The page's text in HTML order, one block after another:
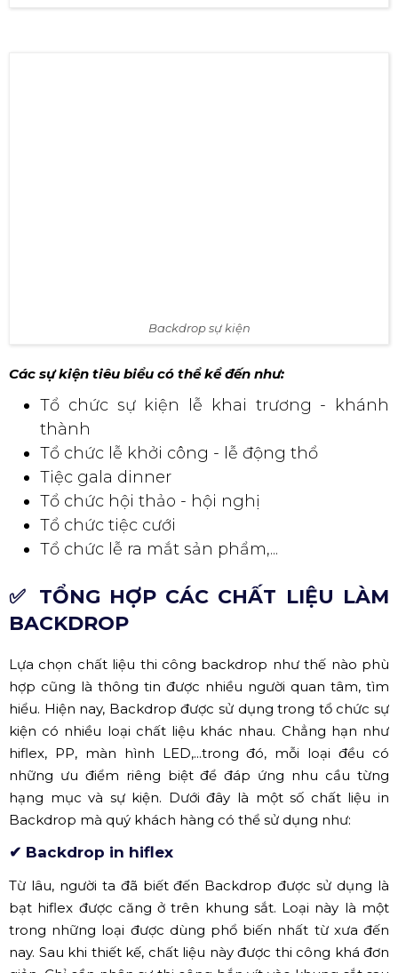
Backdrop sự kiện
Các sự kiện tiêu biểu có thể kể đến như:
Tổ chức sự kiện lễ khai trương - khánh
thành
Tổ chức lễ khởi công - lễ động thổ
Tiệc gala dinner